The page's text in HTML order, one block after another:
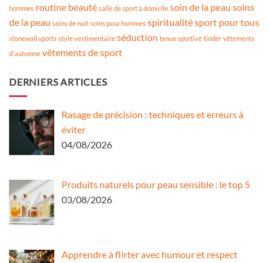
hommes routine beauté salle de sport à domicile soin de la peau soins
de la peau soins de nuit soins pour hommes spiritualitésport pour tous
stonewall sports style vestimentaire séduction tenue sportive tinder vêtements
d'automne vêtements de sport
DERNIERS ARTICLES
Rasage de précision : techniques et erreurs à
éviter
04/08/2026
Produits naturels pour peau sensible : le top 5
03/08/2026
Apprendre à flirter avec humour et respect